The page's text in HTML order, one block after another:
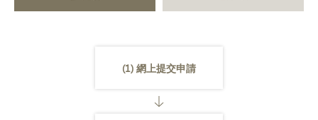
(1) 網上提交申請